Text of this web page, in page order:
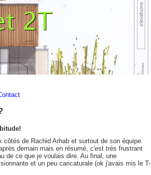
côtés de Rachid Arhab et surtout de son équipe.
demain mais en résumé, c'est très frustrant
de ce que je voulais dire. Au final, une
et un peu caricaturale (ok j'avais mis le T-